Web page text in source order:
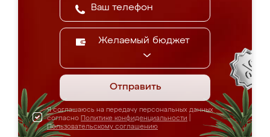
Желаемый бюджет
Отправить
Я соглашаюсь на передачу персональных данных
согласно Политике конфиденциальности
Пользовательскому соглашению